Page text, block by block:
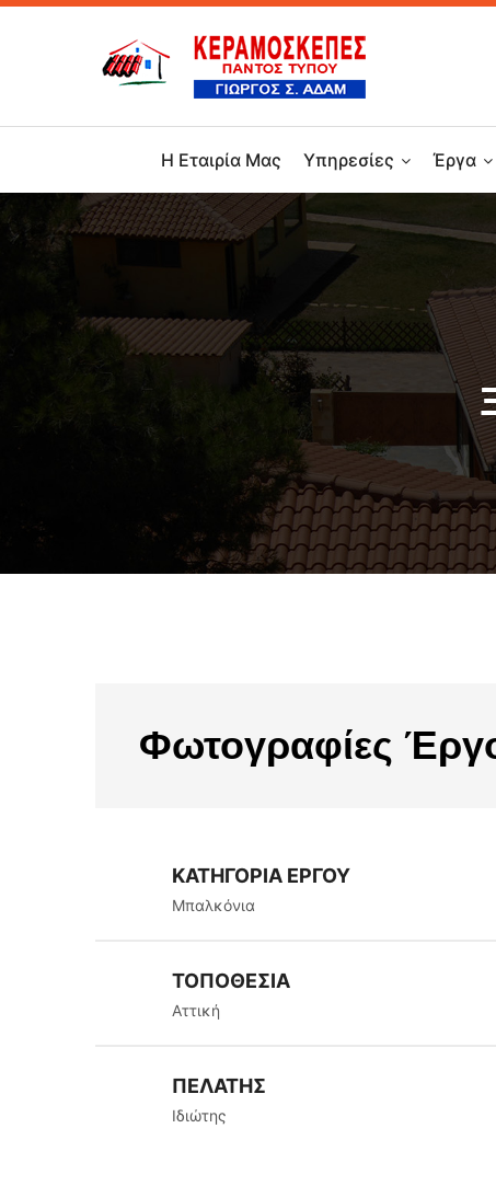
Η Εταιρία Μας Υπηρεσίες Έργα
Φωτογραφίες
ΚΑΤΗΓΟΡΙΑ ΕΡΓΟΥ
Μπαλκόνια
ΤΟΠΟΘΕΣΙΑ
Αττική
ΠΕΛΑΤΗΣ
Ιδιώτης